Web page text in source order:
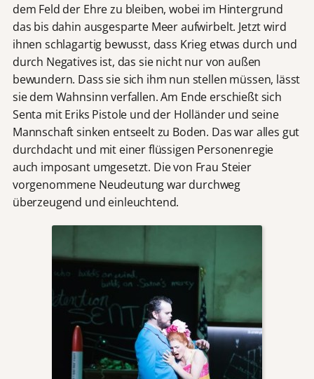
dem Feld der Ehre zu bleiben, wobei im Hintergrund
das bis dahin ausgesparte Meer aufwirbelt. Jetzt wird
ihnen schlagartig bewusst, dass Krieg etwas durch und
durch Negatives ist, das sie nicht nur von außen
bewundern. Dass sie sich ihm nun stellen müssen, lässt
sie dem Wahnsinn verfallen. Am Ende erschießt sich
Senta mit Eriks Pistole und der Holländer und seine
Mannschaft sinken entseelt zu Boden. Das war alles gut
durchdacht und mit einer flüssigen Personenregie
auch imposant umgesetzt. Die von Frau Steier
vorgenommene Neudeutung war durchweg
überzeugend und einleuchtend.